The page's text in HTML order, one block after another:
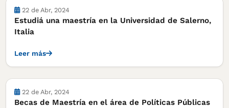
Cursos, concursos y becas
22 de Abr, 2024
Estudiá una maestría en la Universidad de Salerno,
Italia
Leer más
Cursos, concursos y becas
22 de Abr, 2024
Becas de Maestría en el área de Políticas Públicas